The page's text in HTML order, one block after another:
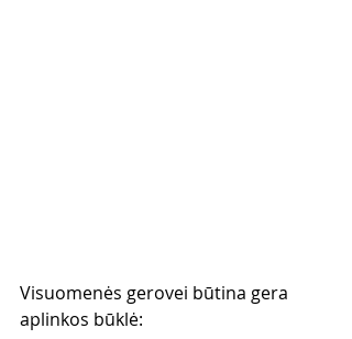
Visuomenės gerovei būtina gera
aplinkos būklė: